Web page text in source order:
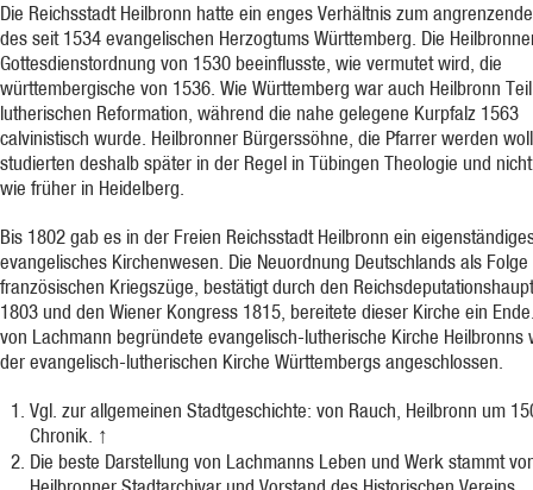
Die Reichsstadt Heilbronn hatte ein enges Verhältnis zum
des seit 1534 evangelischen Herzogtums Württemberg. Die
Gottesdienstordnung von 1530 beeinflusste, wie vermutet wird, die
württembergische von 1536. Wie Württemberg war auch Heilbronn
lutherischen Reformation, während die nahe gelegene Kurpfalz 1563
calvinistisch wurde. Heilbronner Bürgerssöhne, die Pfarrer werden
studierten deshalb später in der Regel in Tübingen Theologie und
wie früher in Heidelberg.
Bis 1802 gab es in der Freien Reichsstadt Heilbronn ein
evangelisches Kirchenwesen. Die Neuordnung Deutschlands als
französischen Kriegszüge, bestätigt durch den
1803 und den Wiener Kongress 1815, bereitete dieser Kirche ein
von Lachmann begründete evangelisch-lutherische Kirche Heilbronns
der evangelisch-lutherischen Kirche Württembergs angeschlossen.
Vgl. zur allgemeinen Stadtgeschichte: von Rauch, Heilbronn um
Chronik. ↑
Die beste Darstellung von Lachmanns Leben und Werk stammt